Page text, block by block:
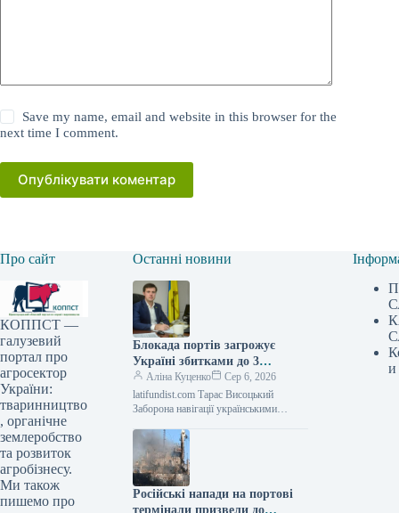
Save my name, email and website in this browser for the
next time I comment.
Опублікувати коментар
Про сайт
КОППСТ —
галузевий
портал про
агросектор
України:
тваринництво
, органічне
землеробство
та розвиток
агробізнесу.
Ми також
пишемо про
Останні новини
Блокада портів загрожує
Україні збитками до 3
мільярдів доларів: понад 30
мільйонів тонн агропродукції
під ризиком експорту —
Аліна Куценко
Сер 6, 2026
latifundist.com Тарас Висоцький
Заборона навігації українськими
ескалацією російських нападів, ставить
під загрозу відвантаження
Російські напади на портові
термінали призвели до
и